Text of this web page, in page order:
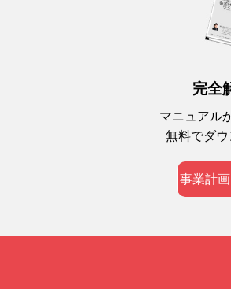
完全
マニュアル
無料でダ
事業計画